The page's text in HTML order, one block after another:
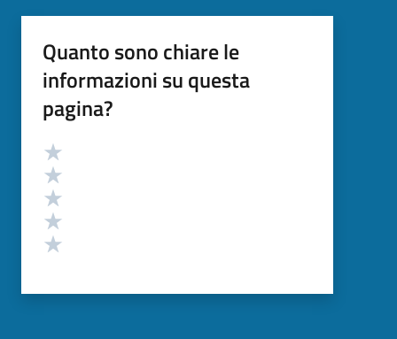
Quanto sono chiare le
informazioni su questa
pagina?
Valutazione